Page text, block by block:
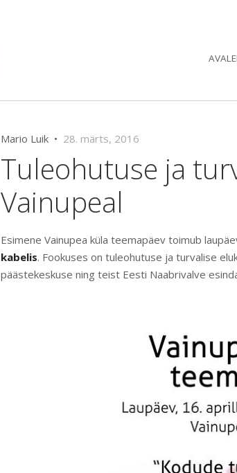
Mario Luik • 28. märts, 2016
Tuleohutuse ja
Vainupeal
Esimene Vainupea küla teemapäev toimub
kabelis. Fookuses on tuleohutuse ja turvalise
päästekeskuse ning teist Eesti Naabrivalve